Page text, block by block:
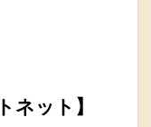
ネット】